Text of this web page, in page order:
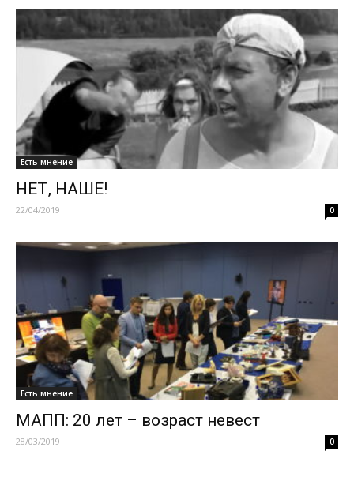
Есть мнение
НЕТ, НАШЕ!
22/04/2019 0
Есть мнение
МАПП: 20 лет – возраст невест
28/03/2019 0